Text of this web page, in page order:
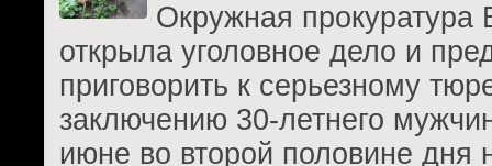
Окружная прокуратура
открыла уголовное дело и
приговорить к серьезному
заключению 30-летнего
июне во второй половине дня